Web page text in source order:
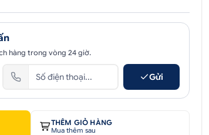
hàng trong vòng 24 giờ.
Gửi
THÊM GIỎ HÀNG
Mua thêm sau